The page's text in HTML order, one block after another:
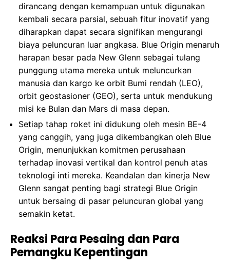
dirancang dengan kemampuan untuk digunakan
kembali secara parsial, sebuah fitur inovatif yang
diharapkan dapat secara signifikan mengurangi
biaya peluncuran luar angkasa. Blue Origin menaruh
harapan besar pada New Glenn sebagai tulang
punggung utama mereka untuk meluncurkan
manusia dan kargo ke orbit Bumi rendah (LEO),
orbit geostasioner (GEO), serta untuk mendukung
misi ke Bulan dan Mars di masa depan.
Setiap tahap roket ini didukung oleh mesin BE-4
yang canggih, yang juga dikembangkan oleh Blue
Origin, menunjukkan komitmen perusahaan
terhadap inovasi vertikal dan kontrol penuh atas
teknologi inti mereka. Keandalan dan kinerja New
Glenn sangat penting bagi strategi Blue Origin
untuk bersaing di pasar peluncuran global yang
semakin ketat.
Reaksi Para Pesaing dan Para
Pemangku Kepentingan